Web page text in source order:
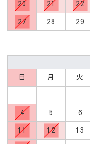
20 21 22
27 28 29
日 月 火
4 5 6
11 12 13